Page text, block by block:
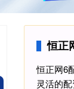
恒正
恒正网6
灵活的